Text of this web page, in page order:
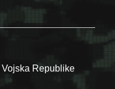
Vojska Republike